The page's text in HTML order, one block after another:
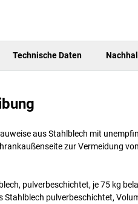
Technische Daten
aus Stahlblech mit
zur Vermeidung
pulverbeschichtet, je 75 kg
pulverbeschichtet,